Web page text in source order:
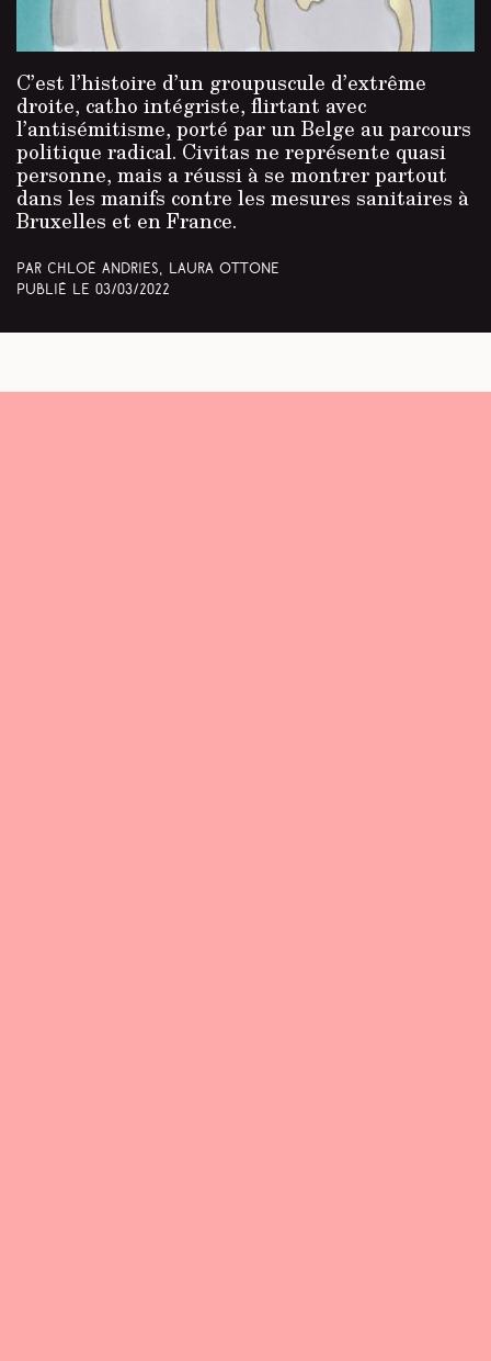
C’est l’histoire d’un groupuscule d’extrême
droite, catho intégriste, flirtant avec
l’antisémitisme, porté par un Belge au parcours
politique radical. Civitas ne représente quasi
personne, mais a réussi à se montrer partout
dans les manifs contre les mesures sanitaires à
Bruxelles et en France.
Par Chloé Andries, Laura Ottone
Publié le 03/03/2022